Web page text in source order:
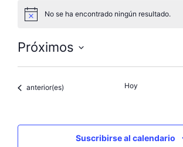
s
No se ha encontrado ningún resultado.
Próximos
S
l
c
Eventos
anterior(es) Hoy
Suscribirse al calendario